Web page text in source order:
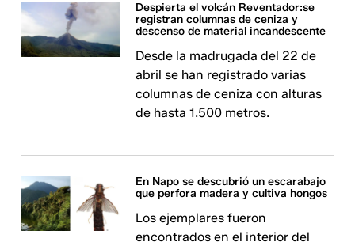
Despierta el volcán Reventador:se
registran columnas de ceniza y
descenso de material incandescente
Desde la madrugada del 22 de
abril se han registrado varias
columnas de ceniza con alturas
de hasta 1.500 metros.
En Napo se descubrió un escarabajo
que perfora madera y cultiva hongos
Los ejemplares fueron
encontrados en el interior del